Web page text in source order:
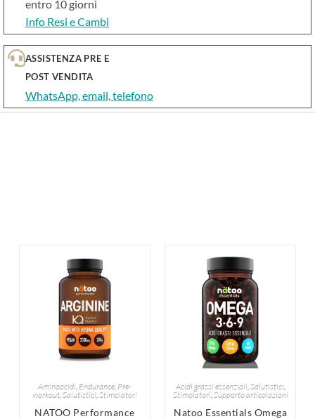
entro 10 giorni
Info Resi e Cambi
ASSISTENZA PRE E
POST VENDITA
WhatsApp, email, telefono
Aminoacidi, Endurance, Pre-
workout,Salutistici,Stimolatori
NATOO Performance
Acidi grassi essenziali,Salutistici,
Stimolatori,Supporto articolazioni
Natoo Essentials Omega